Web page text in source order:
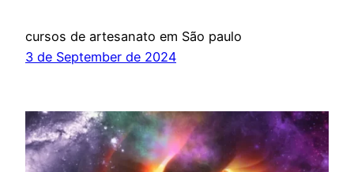
cursos de artesanato em São paulo
3 de September de 2024